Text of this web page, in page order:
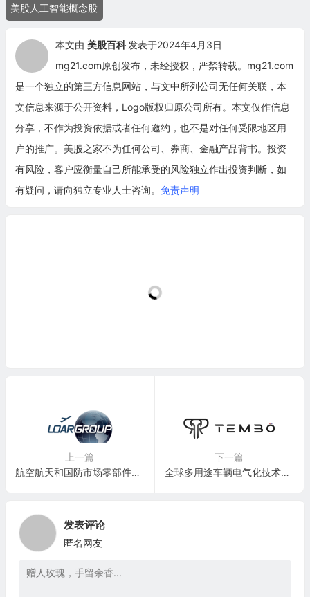
美股人工智能概念股
本文由 美股百科 发表于2024年4月3日
mg21.com原创发布，未经授权，严禁转载。mg21.com
是一个独立的第三方信息网站，与文中所列公司无任何关联，本
文信息来源于公开资料，Logo版权归原公司所有。本文仅作信息
分享，不作为投资依据或者任何邀约，也不是对任何受限地区用
户的推广。美股之家不为任何公司、券商、金融产品背书。投资
有风险，客户应衡量自己所能承受的风险独立作出投资判断，如
有疑问，请向独立专业人士咨询。 免责声明
上一篇
航空航天和国防市场零部件制造商：Loar Holdings Inc.(LOAR)
下一篇
全球多用途车辆电气化技术公司：Tembo Group
发表评论
匿名网友